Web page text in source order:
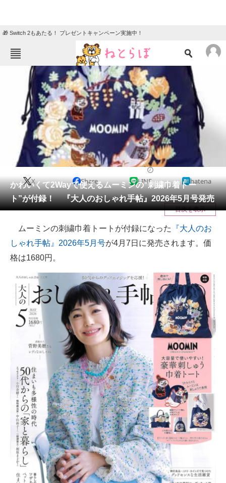
🎁 Switch 2もあたる！ プレゼントキャンペーン実施中！
ねとらぼメニュー
ニュース
エンタメ クイズ
グルメ 地域
住まい 教育・育児
動物 リサーチ
会員記事
メディア
注目記事を集めた総合ページ
ITの今と未来を見通す
進化するPCとデバイスの未来
好きが集まる 比べて選べる
ビジネスと働き方のヒント
AI活用のいまが分かる
企業ITのトレンドを詳説
経営リーダーのコミュニティ
マーケ×ITの今がよく分かる
ITエンジニア向け専門サイト
企業向けIT製品の総合サイト
かわいくて2Wayで使えるムーミンの“刺繍巾着トー
ト”が付録！ 『大人のおしゃれ手帖』2026年5月号発売
X Share LINE hatena
目次を表示
ムーミンの刺繍巾着トートが付録になった
『大人のお
しゃれ手帖』2026年5月号が4月7日に発売されます。価
格は1680円。